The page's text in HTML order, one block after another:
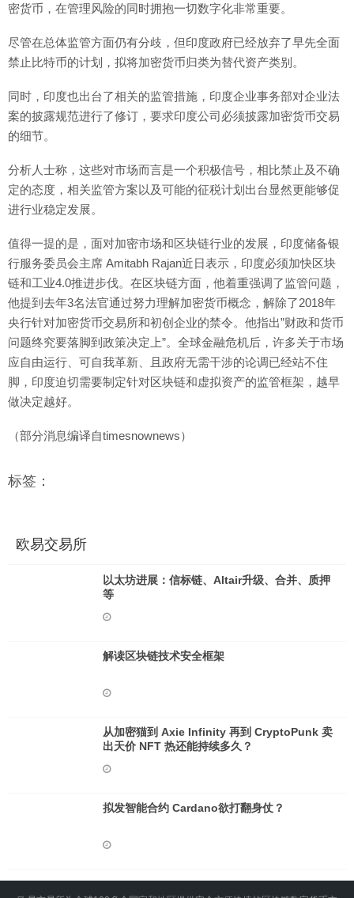
密货币，在管理风险的同时拥抱一切数字化非常重要。
尽管在总体监管方面仍有分歧，但印度政府已经放弃了早先全面
禁止比特币的计划，拟将加密货币归类为替代资产类别。
同时，印度也出台了相关的监管措施，印度企业事务部对企业法
案的披露规范进行了修订，要求印度公司必须披露加密货币交易
的细节。
分析人士称，这些对市场而言是一个积极信号，相比禁止及不确
定的态度，相关监管方案以及可能的征税计划出台显然更能够促
进行业稳定发展。
值得一提的是，面对加密市场和区块链行业的发展，印度储备银
行服务委员会主席 Amitabh Rajan近日表示，印度必须加快区块
链和工业4.0推进步伐。在区块链方面，他着重强调了监管问题，
他提到去年3名法官通过努力理解加密货币概念，解除了2018年
央行针对加密货币交易所和初创企业的禁令。他指出”财政和货币
问题终究要落脚到政策决定上”。全球金融危机后，许多关于市场
应自由运行、可自我革新、且政府无需干涉的论调已经站不住
脚，印度迫切需要制定针对区块链和虚拟资产的监管框架，越早
做决定越好。
（部分消息编译自timesnownews）
标签：
欧易交易所
以太坊进展：信标链、Altair升级、合并、质押
等
解读区块链技术安全框架
从加密猫到 Axie Infinity 再到 CryptoPunk 卖
出天价 NFT 热还能持续多久？
拟发智能合约 Cardano欲打翻身仗？